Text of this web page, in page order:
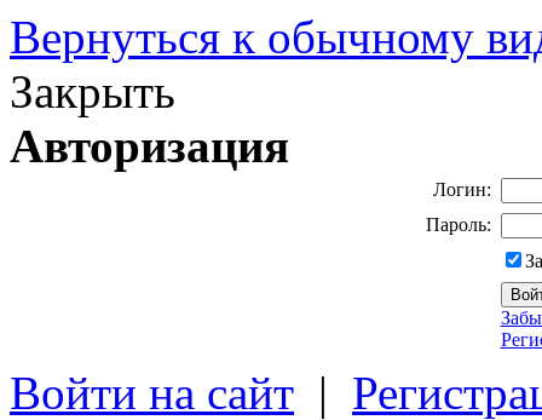
Вернуться к обычному
Закрыть
Авторизация
Логин:
Пароль:
Войти на сайт |